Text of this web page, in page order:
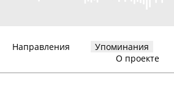
Направления Упоминания
О проекте